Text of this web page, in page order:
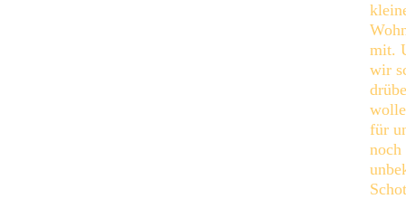
mit.
wir
für
noch